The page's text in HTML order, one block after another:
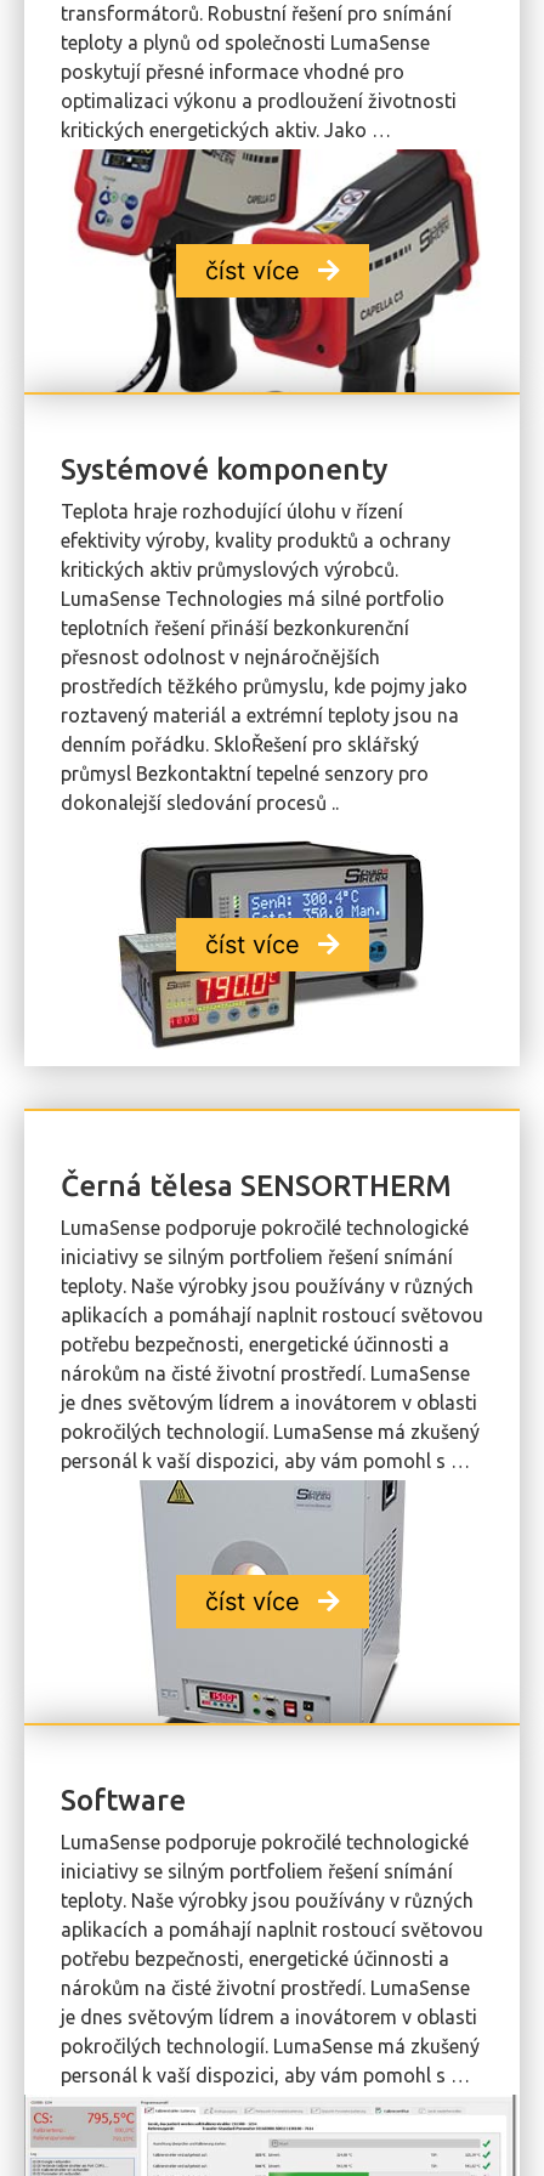
transformátorů. Robustní řešení pro snímání
teploty a plynů od společnosti LumaSense
poskytují přesné informace vhodné pro
optimalizaci výkonu a prodloužení životnosti
kritických energetických aktiv. Jako …
číst více
Systémové komponenty
Teplota hraje rozhodující úlohu v řízení
efektivity výroby, kvality produktů a ochrany
kritických aktiv průmyslových výrobců.
LumaSense Technologies má silné portfolio
teplotních řešení přináší bezkonkurenční
přesnost odolnost v nejnáročnějších
prostředích těžkého průmyslu, kde pojmy jako
roztavený materiál a extrémní teploty jsou na
denním pořádku. SkloŘešení pro sklářský
průmysl Bezkontaktní tepelné senzory pro
dokonalejší sledování procesů ..
číst více
Černá tělesa SENSORTHERM
LumaSense podporuje pokročilé technologické
iniciativy se silným portfoliem řešení snímání
teploty. Naše výrobky jsou používány v různých
aplikacích a pomáhají naplnit rostoucí světovou
potřebu bezpečnosti, energetické účinnosti a
nárokům na čisté životní prostředí. LumaSense
je dnes světovým lídrem a inovátorem v oblasti
pokročilých technologií. LumaSense má zkušený
personál k vaší dispozici, aby vám pomohl s …
číst více
Software
LumaSense podporuje pokročilé technologické
iniciativy se silným portfoliem řešení snímání
teploty. Naše výrobky jsou používány v různých
aplikacích a pomáhají naplnit rostoucí světovou
potřebu bezpečnosti, energetické účinnosti a
nárokům na čisté životní prostředí. LumaSense
je dnes světovým lídrem a inovátorem v oblasti
pokročilých technologií. LumaSense má zkušený
personál k vaší dispozici, aby vám pomohl s …